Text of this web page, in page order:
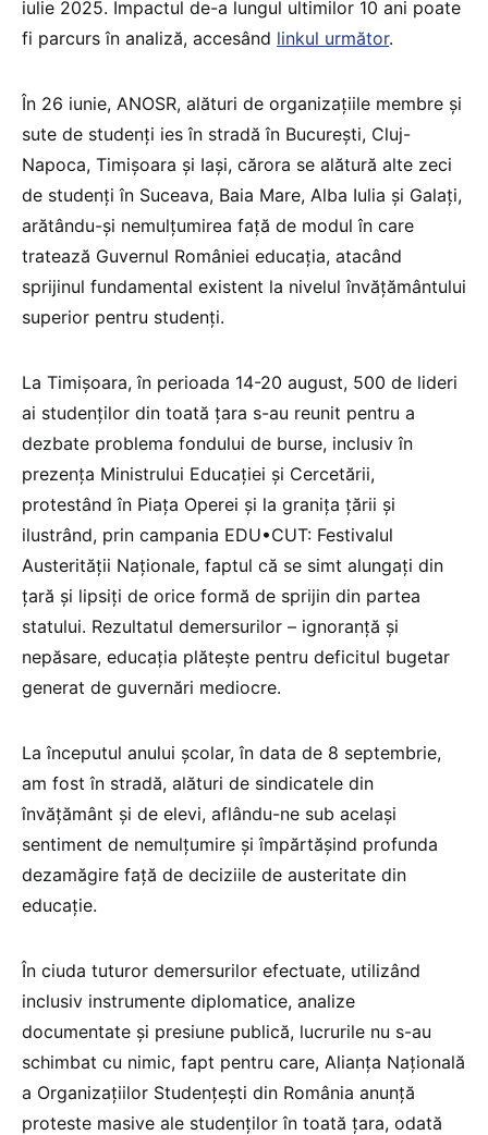
iulie 2025. Impactul de-a lungul ultimilor 10 ani poate
fi parcurs în analiză, accesând linkul următor.
În 26 iunie, ANOSR, alături de organizațiile membre și
sute de studenți ies în stradă în București, Cluj-
Napoca, Timișoara și Iași, cărora se alătură alte zeci
de studenți în Suceava, Baia Mare, Alba Iulia și Galați,
arătându-și nemulțumirea față de modul în care
tratează Guvernul României educația, atacând
sprijinul fundamental existent la nivelul învățământului
superior pentru studenți.
La Timișoara, în perioada 14-20 august, 500 de lideri
ai studenților din toată țara s-au reunit pentru a
dezbate problema fondului de burse, inclusiv în
prezența Ministrului Educației și Cercetării,
protestând în Piața Operei și la granița țării și
ilustrând, prin campania EDU•CUT: Festivalul
Austerității Naționale, faptul că se simt alungați din
țară și lipsiți de orice formă de sprijin din partea
statului. Rezultatul demersurilor – ignoranță și
nepăsare, educația plătește pentru deficitul bugetar
generat de guvernări mediocre.
La începutul anului școlar, în data de 8 septembrie,
am fost în stradă, alături de sindicatele din
învățământ și de elevi, aflându-ne sub același
sentiment de nemulțumire și împărtășind profunda
dezamăgire față de deciziile de austeritate din
educație.
În ciuda tuturor demersurilor efectuate, utilizând
inclusiv instrumente diplomatice, analize
documentate și presiune publică, lucrurile nu s-au
schimbat cu nimic, fapt pentru care, Alianța Națională
a Organizațiilor Studențești din România anunță
proteste masive ale studenților în toată țara, odată